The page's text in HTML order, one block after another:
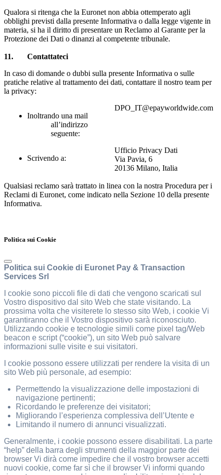
Qualora si ritenga che la Euronet non abbia ottemperato agli
obblighi previsti dalla presente Informativa o dalla legge vigente in
materia, si ha il diritto di presentare un Reclamo al Garante per la
Protezione dei Dati o dinanzi al competente tribunale.
11. Contattateci
In caso di domande o dubbi sulla presente Informativa o sulle
pratiche relative al trattamento dei dati, contattare il nostro team per
la privacy:
Inoltrando una mail
all’indirizzo
seguente:
DPO_IT@epayworldwide.com
Scrivendo a:
Ufficio Privacy Dati
Via Pavia, 6
20136 Milano, Italia
Qualsiasi reclamo sarà trattato in linea con la nostra Procedura per i
Reclami di Euronet, come indicato nella Sezione 10 della presente
Informativa.
Politica sui Cookie
Politica sui Cookie di Euronet Pay & Transaction
Services Srl
I cookie sono piccoli file di dati che vengono scaricati sul
Vostro dispositivo dal sito Web che state visitando. La
prossima volta che visiterete lo stesso sito Web, i cookie Vi
garantiranno che il Vostro dispositivo sarà riconosciuto.
Utilizzando cookie e tecnologie simili come pixel tag/Web
beacon e script (“cookie”), un sito Web può salvare
informazioni sulle visite e sui visitatori.
I cookie possono essere utilizzati per rendere la visita di un
sito Web più personale, ad esempio:
Permettendo la visualizzazione delle impostazioni di
navigazione pertinenti;
Ricordando le preferenze dei visitatori;
Migliorando l’esperienza complessiva dell’Utente e
Limitando il numero di annunci visualizzati.
Generalmente, i cookie possono essere disabilitati. La parte
“help” della barra degli strumenti della maggior parte dei
browser Vi dirà come impedire che il vostro browser accetti
nuovi cookie, come far sì che il browser Vi informi quando